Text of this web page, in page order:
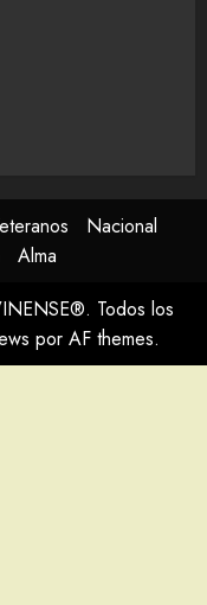
Nacional
Alma
Todos los
por AF themes.